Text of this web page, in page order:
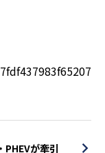
PHEVが牽引